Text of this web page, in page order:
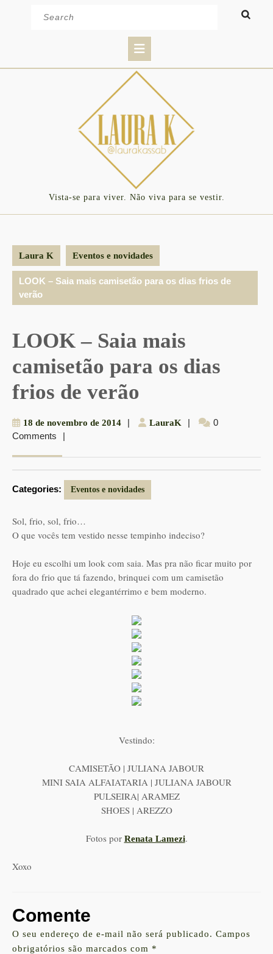
Button
Vista-se para viver. Não viva para se vestir.
Laura K Eventos e novidades
LOOK – Saia mais camisetão para os dias frios de
verão
LOOK – Saia mais
camisetão para os dias
frios de verão
18 de novembro de 201418| LauraK LauraK
|
0
Comments
|
Categories: Eventos e novidades
Sol, frio, sol, frio…
O que vocês tem vestido nesse tempinho indeciso?
Hoje eu escolhi um look com saia. Mas pra não ficar muito por
fora do frio que tá fazendo, brinquei com um camisetão
quadrado que achei elegantérrimo e bem moderno.
Vestindo:
CAMISETÃO | JULIANA JABOUR
MINI SAIA ALFAIATARIA | JULIANA JABOUR
PULSEIRA| ARAMEZ
SHOES | AREZZO
Fotos por Renata Lamezi.
Xoxo
Comente
O seu endereço de e-mail não será publicado. Campos
obrigatórios são marcados com *